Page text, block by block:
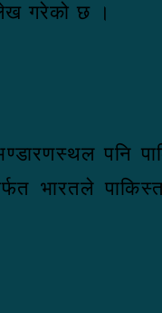
गरेको छ ।
पनि
भारतले